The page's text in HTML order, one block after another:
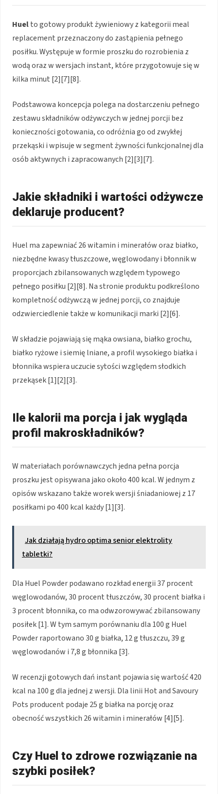
Huelto gotowy produkt żywieniowy z kategorii meal
replacement przeznaczony do zastąpienia pełnego
posiłku. Występuje w formie proszku do rozrobienia z
wodą oraz w wersjach instant, które przygotowuje się w
kilka minut [2][7][8].
Podstawowa koncepcja polega na dostarczeniu pełnego
zestawu składników odżywczych w jednej porcji bez
konieczności gotowania, co odróżnia go od zwykłej
przekąski i wpisuje w segment żywności funkcjonalnej dla
osób aktywnych i zapracowanych [2][3][7].
Jakie składniki i wartości odżywcze
deklaruje producent?
Huel ma zapewniać 26 witamin i minerałów oraz białko,
niezbędne kwasy tłuszczowe, węglowodany i błonnik w
proporcjach zbilansowanych względem typowego
pełnego posiłku [2][8]. Na stronie produktu podkreślono
kompletność odżywczą w jednej porcji, co znajduje
odzwierciedlenie także w komunikacji marki [2][6].
W składzie pojawiają się mąka owsiana, białko grochu,
białko ryżowe i siemię lniane, a profil wysokiego białka i
błonnika wspiera uczucie sytości względem słodkich
przekąsek [1][2][3].
Ile kalorii ma porcja i jak wygląda
profil makroskładników?
W materiałach porównawczych jedna pełna porcja
proszku jest opisywana jako około 400 kcal. W jednym z
opisów wskazano także worek wersji śniadaniowej z 17
posiłkami po 400 kcal każdy [1][3].
Jak działają hydro optima senior elektrolity
tabletki?
Dla Huel Powder podawano rozkład energii 37 procent
węglowodanów, 30 procent tłuszczów, 30 procent białka i
3 procent błonnika, co ma odwzorowywać zbilansowany
posiłek [1]. W tym samym porównaniu dla 100 g Huel
Powder raportowano 30 g białka, 12 g tłuszczu, 39 g
węglowodanów i 7,8 g błonnika [3].
W recenzji gotowych dań instant pojawia się wartość 420
kcal na 100 g dla jednej z wersji. Dla linii Hot and Savoury
Pots producent podaje 25 g białka na porcję oraz
obecność wszystkich 26 witamin i minerałów [4][5].
Czy Huel to zdrowe rozwiązanie na
szybki posiłek?